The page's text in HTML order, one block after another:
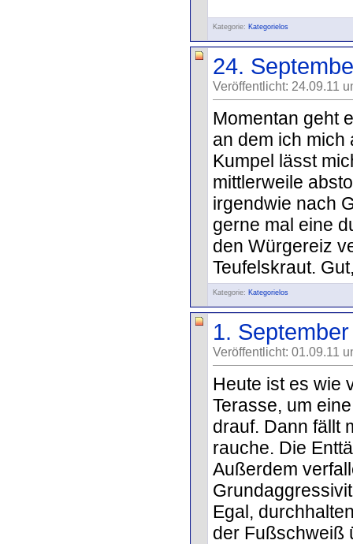
Kategorie: Kategorielos
24.
Veröffentlicht: 24.09.11
Momentan geht
an dem ich mich
Kumpel lässt
mittlerweile
irgendwie nach
gerne mal eine
den Würgereiz
Teufelskraut.
Kategorie: Kategorielos
1.
Veröffentlicht: 01.09.11
Heute ist es wie
Terasse, um
drauf. Dann fällt
rauche. Die
Außerdem
Egal,
der Fußschweiß